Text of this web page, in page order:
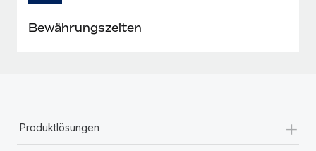
Bewährungszeiten
Produktlösungen +